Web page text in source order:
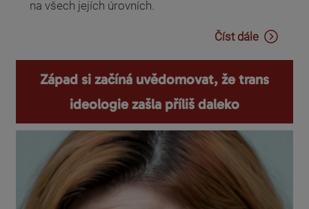
na všech jejích úrovních.
Číst dále
Západ si začíná uvědomovat, že trans
ideologie zašla příliš daleko